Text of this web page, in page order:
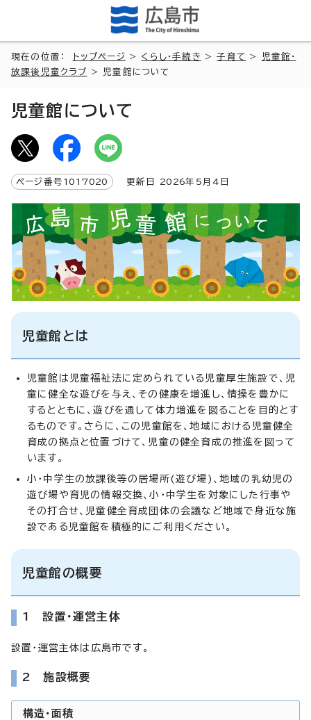
現在の位置： トップページ > くらし・手続き >子育て >
児童館・
放課後児童クラブ
> 児童館について
児童館について
ページ番号 1017020 更新日 2026年5月4日
児童館とは
児童館は児童福祉法に定められている児童厚生施設で、児
童に健全な遊びを与え、その健康を増進し、情操を豊かに
するとともに、遊びを通して体力増進を図ることを目的とす
るものです。さらに、この児童館を、地域における児童健全
育成の拠点と位置づけて、児童の健全育成の推進を図って
います。
小・中学生の放課後等の居場所(遊び場)、地域の乳幼児の
遊び場や育児の情報交換、小・中学生を対象にした行事や
その打合せ、児童健全育成団体の会議など地域で身近な施
設である児童館を積極的にご利用ください。
児童館の概要
1 設置・運営主体
設置・運営主体は広島市です。
2 施設概要
構造・面積